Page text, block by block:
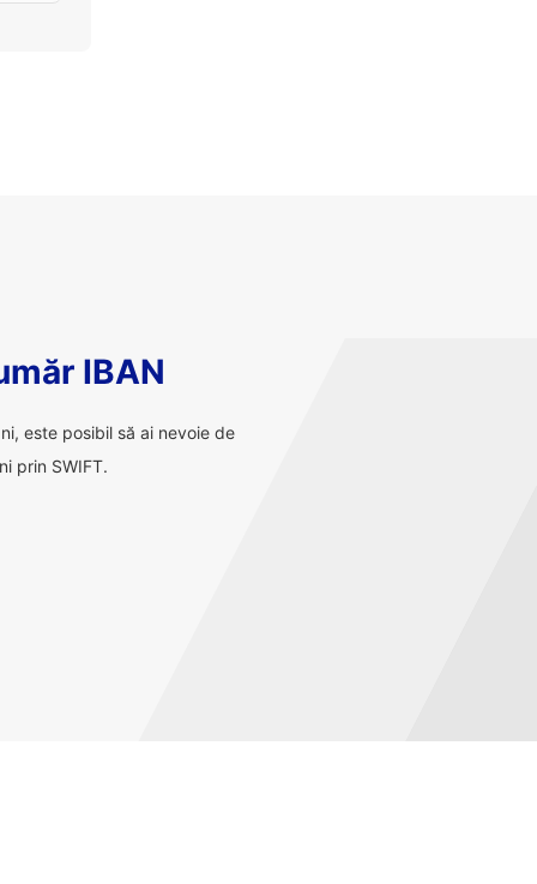
IBAN
este posibil să ai nevoie de
prin SWIFT.